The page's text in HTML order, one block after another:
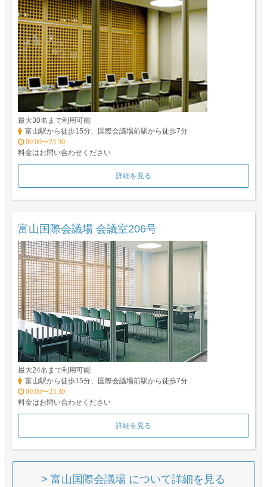
最大30名まで利用可能
富山駅から徒歩15分、国際会議場前駅から徒歩7分
00:00〜23:30
料金はお問い合わせください
詳細を見る
富山国際会議場 会議室206号
最大24名まで利用可能
富山駅から徒歩15分、国際会議場前駅から徒歩7分
00:00〜23:30
料金はお問い合わせください
詳細を見る
> 富山国際会議場 について詳細を見る